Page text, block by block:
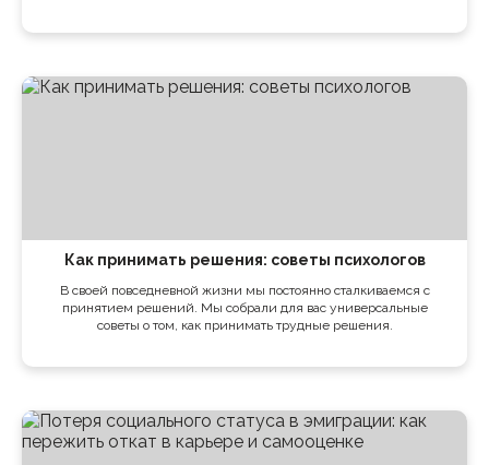
Как принимать решения: советы психологов
В своей повседневной жизни мы постоянно сталкиваемся с
принятием решений. Мы собрали для вас универсальные
советы о том, как принимать трудные решения.